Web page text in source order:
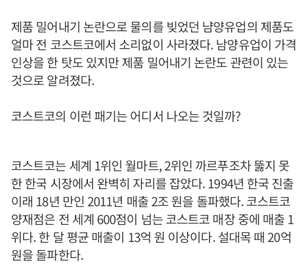
제품 밀어내기 논란으로 물의를 빚었던 냠양유업의 제품도
얼마 전 코스트코에서 소리없이 사라졌다. 남양유업이 가격
인상을 한 탓도 있지만 제품 밀어내기 논란도 관련이 있는
것으로 알려졌다.
코스트코의 이런 패기는 어디서 나오는 것일까?
코스트코는 세계 1위인 월마트, 2위인 까르푸조차 뚫지 못
한 한국 시장에서 완벽히 자리를 잡았다. 1994년 한국 진출
이래 18년 만인 2011년 매출 2조 원을 돌파했다. 코스트코
양재점은 전 세계 600점이 넘는 코스트코 매장 중에 매출 1
위다. 한 달 평균 매출이 13억 원 이상이다. 설대목 때 20억
원을 돌파한다.